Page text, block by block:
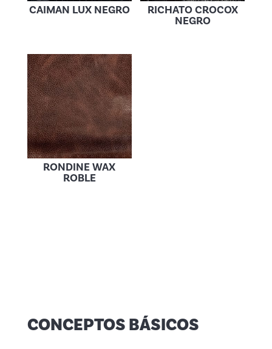
CAIMAN LUX NEGRO
RICHATO CROCOX
NEGRO
RONDINE WAX
ROBLE
CONCEPTOS BÁSICOS